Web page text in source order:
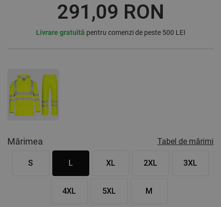
291,09 RON
Livrare gratuită pentru comenzi de peste 500 LEI
Mărimea Tabel de mărimi
S L XL 2XL 3XL
4XL 5XL M